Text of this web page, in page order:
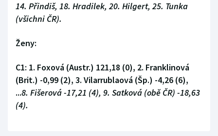
Plavání
Rychlobruslení
Rychlostní kanoistika
14. Přindiš, 18. Hradilek, 20. Hilgert, 25. Tunka
(všichni ČR).
Ženy:
C1: 1. Foxová (Austr.) 121,18 (0), 2. Franklinová
(Brit.) -0,99 (2), 3. Vilarrublaová (Šp.) -4,26 (6),
...8. Fišerová -17,21 (4), 9. Satková (obě ČR) -18,63
(4).